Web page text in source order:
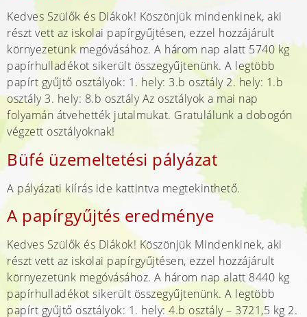
Kedves Szülők és Diákok! Köszönjük mindenkinek, aki
részt vett az iskolai papírgyűjtésen, ezzel hozzájárult
környezetünk megóvásához. A három nap alatt 5740 kg
papírhulladékot sikerült összegyűjtenünk. A legtöbb
papírt gyűjtő osztályok: 1. hely: 3.b osztály 2. hely: 1.b
osztály 3. hely: 8.b osztály Az osztályok a mai nap
folyamán átvehették jutalmukat. Gratulálunk a dobogón
végzett osztályoknak!
Büfé üzemeltetési pályázat
A pályázati kiírás ide kattintva megtekinthető.
A papírgyűjtés eredménye
Kedves Szülők és Diákok! Köszönjük Mindenkinek, aki
részt vett az iskolai papírgyűjtésen, ezzel hozzájárult
környezetünk megóvásához. A három nap alatt 8440 kg
papírhulladékot sikerült összegyűjtenünk. A legtöbb
papírt gyűjtő osztályok: 1. hely: 4.b osztály – 3721,5 kg 2.